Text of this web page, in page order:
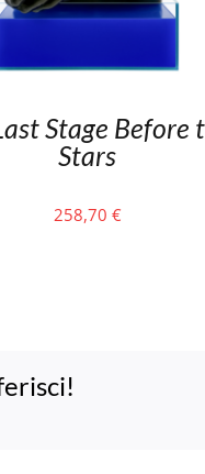
Stage Before
Stars
258,70 €